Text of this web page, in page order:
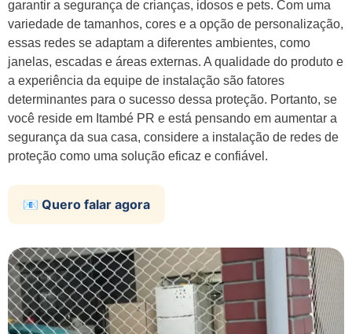
garantir a segurança de crianças, idosos e pets. Com uma
variedade de tamanhos, cores e a opção de personalização,
essas redes se adaptam a diferentes ambientes, como
janelas, escadas e áreas externas. A qualidade do produto e
a experiência da equipe de instalação são fatores
determinantes para o sucesso dessa proteção. Portanto, se
você reside em Itambé PR e está pensando em aumentar a
segurança da sua casa, considere a instalação de redes de
proteção como uma solução eficaz e confiável.
📧 Quero falar agora